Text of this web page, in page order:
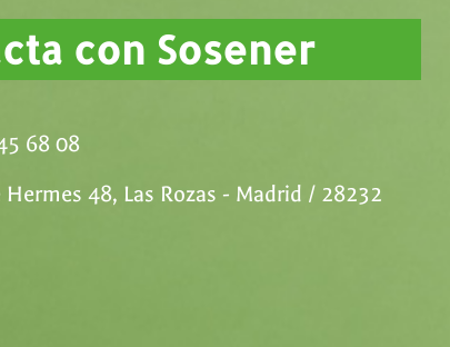
con Sosener
68 08
Hermes 48, Las Rozas - Madrid / 28232